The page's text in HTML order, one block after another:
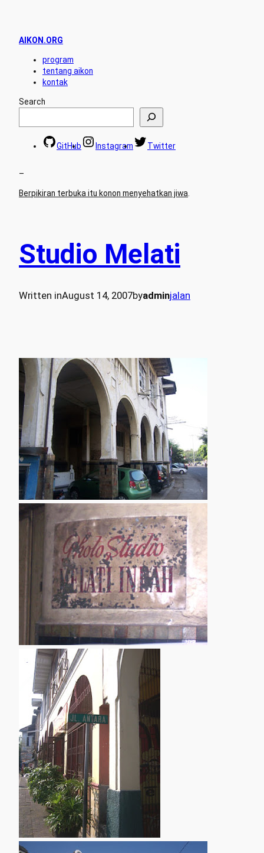
AIKON.ORG
program
tentang aikon
kontak
Search
GitHub Instagram Twitter
–
Berpikiran terbuka itu konon menyehatkan jiwa
Studio Melati
Written inAugust 14, 2007byadminjalan